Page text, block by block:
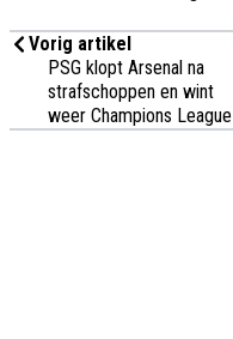
Vorig artikel
PSG klopt Arsenal na
strafschoppen en wint
weer Champions League